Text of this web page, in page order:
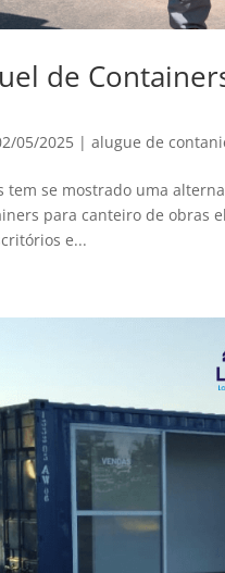
de
05/2025 |alugue de
tem se mostrado uma
para canteiro de obras
e...